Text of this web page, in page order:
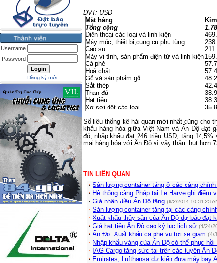
Username
Password
Đăng ký mới
ĐVT: USD
Mặt hàng
Tổng cộng
Điện thoại các loại và linh kiện
Máy móc, thiết bị,dụng cụ phụ tùng
Cao su
Máy vi tính, sản phẩm điện tử và linh kiện
Cà phê
Hoá chất
Gỗ và sản phẩm gỗ
Sắt thép
Than đá
Hạt tiêu
Xơ sợi dệt các loại
Số liệu thống kê hải quan mới nhất cũng cho
khẩu hàng hóa giữa Việt Nam và Ấn Độ đạt
đó, nhập khẩu đạt 246 triệu USD, tăng
mại hàng hóa với Ấn Độ vì vậy thâm hụt hơn
TIN LIÊN QUAN
Sản lượng container tăng ở các cảng
Hệ thống cảng Pháp tại Le Harve ghi
Giá nhân điều Ấn Độ tăng(6/2/2014 10:34:23
Sản lượng container tăng tại các cảng
Xuất khẩu thủy sản của Ấn Độ dự báo đạt
Giá hạt tiêu Ấn Độ cao kỷ lục lịch sử(4/24/
Ấn Độ: Xuất khẩu cà phê vụ tới sẽ giảm(4/
Nhập khẩu vàng của Ấn Độ có thể phục hồi
IAG Cargo tăng sức tải trên các tuyến Ấn
Emirates, Lufthansa dự kiến đưa máy bay